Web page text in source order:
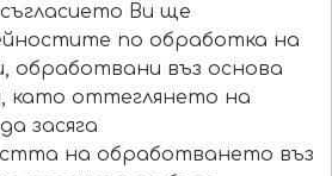
Ви ще
по обработка на
обработвани въз основа
като оттеглянето на
засяга
на обработването въз